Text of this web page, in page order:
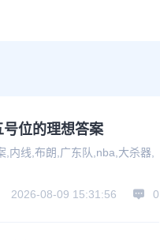
位的理想答案
,内线,布朗,广东队,nba,大杀器,
2026-08-09 15:31:56
0